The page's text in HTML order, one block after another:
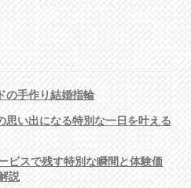
の手作り結婚指輪
思い出になる特別な一日を叶える
ビスで残す特別な瞬間と体験価
説